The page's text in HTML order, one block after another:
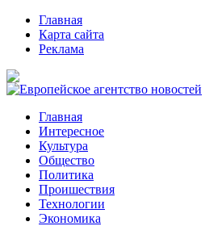
Главная
Карта сайта
Реклама
Главная
Интересное
Культура
Общество
Политика
Проишествия
Технологии
Экономика